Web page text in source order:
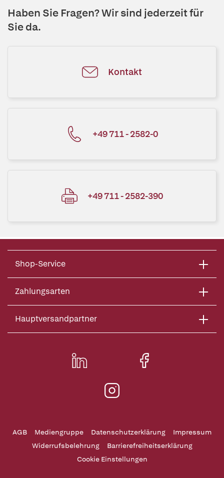
Haben Sie Fragen? Wir sind jederzeit für
Sie da.
Kontakt
+49 711 - 2582-0
+49 711 - 2582-390
Shop-Service
Zahlungsarten
Hauptversandpartner
AGB Mediengruppe Datenschutzerklärung
Impressum
Widerrufsbelehrung
Barrierefreiheitserklärung
Cookie Einstellungen